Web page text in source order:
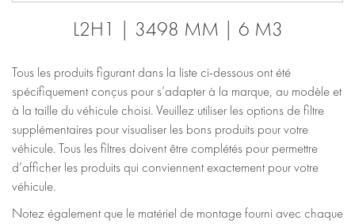
L2H1 | 3498 MM | 6 M3
Tous les produits figurant dans la liste ci-dessous ont été
spécifiquement conçus pour s’adapter à la marque, au modèle et
à la taille du véhicule choisi. Veuillez utiliser les options de filtre
supplémentaires pour visualiser les bons produits pour votre
véhicule. Tous les filtres doivent être complétés pour permettre
d’afficher les produits qui conviennent exactement pour votre
véhicule.
Notez également que le matériel de montage fourni avec chaque